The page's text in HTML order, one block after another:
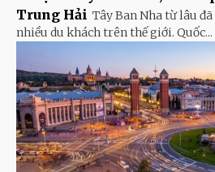
Trung Hải Tây Ban Nha từ lâu
nhiều du khách trên thế giới. Quốc...